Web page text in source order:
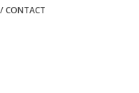
CONTACT